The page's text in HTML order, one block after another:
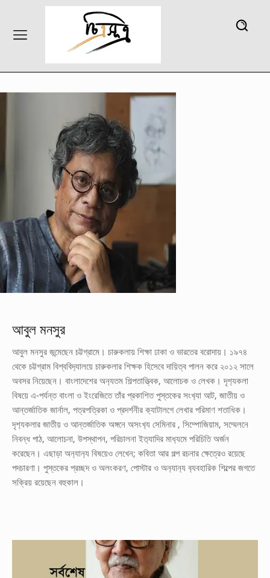
আবুল মনসুর
আবুল মনসুর জন্মেছেন চট্টগ্রামে। চারুকলায় শিক্ষা ঢাকা ও ভারতের বরোদায়। ১৯৭৪
থেকে চট্টগ্রাম বিশ্ববিদ‌্যালয়ে চারুকলার শিক্ষক হিসেবে দায়িত্ব পালন করে ২০১২ সালে
অবসর নিয়েছেন। বাংলাদেশের অন‌্যতম শিল্পতাত্ত্বিক, আলোচক ও লেখক। দৃশ‌্যকলা
বিষয়ে এ-পর্যন্ত বাংলা ও ইংরেজিতে তাঁর প্রকাশিত পুস্তকের সংখ‌্যা আট, জাতীয় ও
আন্তর্জাতিক জার্নাল, পত্রপত্রিকা ও প্রদর্শনীর ক‌্যাটালগে লেখার পরিমাণ শতাধিক।
দৃশ‌্যকলার জাতীয় ও আন্তর্জাতিক অঙ্গনে অসংখ‌্য সেমিনার , সিম্পোজিয়াম, সম্মেলনে
নিবন্ধ পাঠ, আলোচনা, উপস্থাপন, পরিচালনা ইত‌্যাদির মাধ‌্যমে পরিচিতি অর্জন
করেছেন। এছাড়া অন‌্যান‌্য বিষয়েও লেখেন; কবিতা আর গল্প রচনার ক্ষেত্রেও রয়েছে
পদচারণা। পুস্তকের প্রচ্ছদ ও অলংকরণ, পোস্টার ও অন‌্যান‌্য ব‌্যবহারিক শিল্পের জগতে
সক্রিয় রয়েছেন বহুকাল।